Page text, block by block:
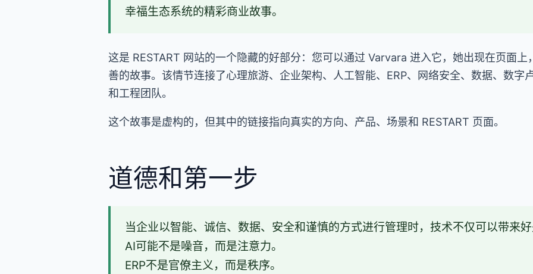
幸福生态系统的精彩商业故事。
这是 RESTART 网站的一个隐藏的好部分：您可以通过 Varvara 进入它，她出现在页面
善的故事。该情节连接了心理旅游、企业架构、人工智能、ERP、网络安全、数据、数字
和工程团队。
这个故事是虚构的，但其中的链接指向真实的方向、产品、场景和 RESTART 页面。
道德和第一步
当企业以智能、诚信、数据、安全和谨慎的方式进行管理时，技术不仅可以带来
AI可能不是噪音，而是注意力。
ERP不是官僚主义，而是秩序。